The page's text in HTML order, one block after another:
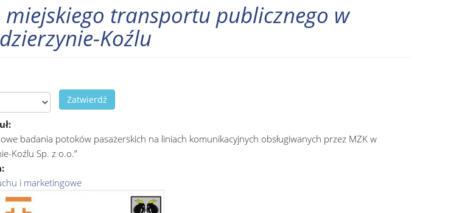
transportu publicznego w
Koźlu
Zatwierdź
badania potoków pasażerskich na liniach komunikacyjnych obsługiwanych przez MZK w
Koźlu Sp. z o.o.”
i marketingowe